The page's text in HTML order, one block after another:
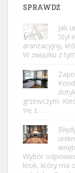
SPRAWDŹ
Jak
Styl
aranżacyjny,
W związku z
grzewczym.
się z …
Wybór
krok, który ma